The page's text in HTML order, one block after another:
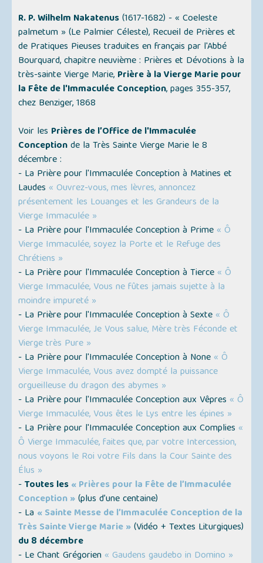
R. P. Wilhelm Nakatenus(1617-1682) -« Coeleste
palmetum » (Le Palmier Céleste), Recueil de Prières et
de Pratiques Pieuses traduites en français par l'Abbé
Bourquard, chapitre neuvième : Prières et Dévotions à la
très-sainte Vierge Marie, Prière à la Vierge Marie pour
la Fête de l'Immaculée Conception, pages 355-357,
chez Benziger, 1868
Voir les Prières de l’Office de l'Immaculée
Conceptionde la Très Sainte Vierge Marie le 8
décembre :
- La Prière pour l'Immaculée Conception à Matines et
Laudes « Ouvrez-vous, mes lèvres, annoncez
présentement les Louanges et les Grandeurs de la
Vierge Immaculée »
- La Prière pour l'Immaculée Conception à Prime « Ô
Vierge Immaculée, soyez la Porte et le Refuge des
Chrétiens »
- La Prière pour l'Immaculée Conception à Tierce « Ô
Vierge Immaculée, Vous ne fûtes jamais sujette à la
moindre impureté »
- La Prière pour l'Immaculée Conception à Sexte « Ô
Vierge Immaculée, Je Vous salue, Mère très Féconde et
Vierge très Pure »
- La Prière pour l'Immaculée Conception à None « Ô
Vierge Immaculée, Vous avez dompté la puissance
orgueilleuse du dragon des abymes »
- La Prière pour l'Immaculée Conception aux Vêpres « Ô
Vierge Immaculée, Vous êtes le Lys entre les épines »
- La Prière pour l'Immaculée Conception aux Complies «
Ô Vierge Immaculée, faites que, par votre Intercession,
nous voyons le Roi votre Fils dans la Cour Sainte des
Élus »
-Toutes les« Prières pour la Fête de l’Immaculée
Conception »(plus d’une centaine)
- La « Sainte Messe de l’Immaculée Conception de la
Très Sainte Vierge Marie »(Vidéo + Textes Liturgiques)
du 8 décembre
- Le Chant Grégorien « Gaudens gaudebo in Domino »